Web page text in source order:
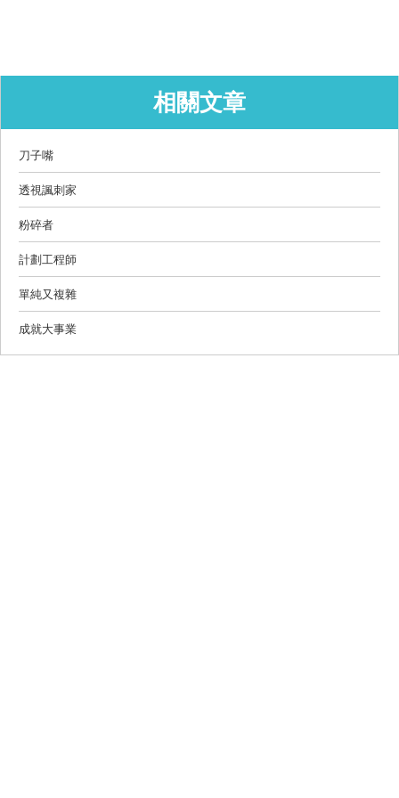
相關文章
刀子嘴
透視諷刺家
粉碎者
計劃工程師
單純又複雜
成就大事業